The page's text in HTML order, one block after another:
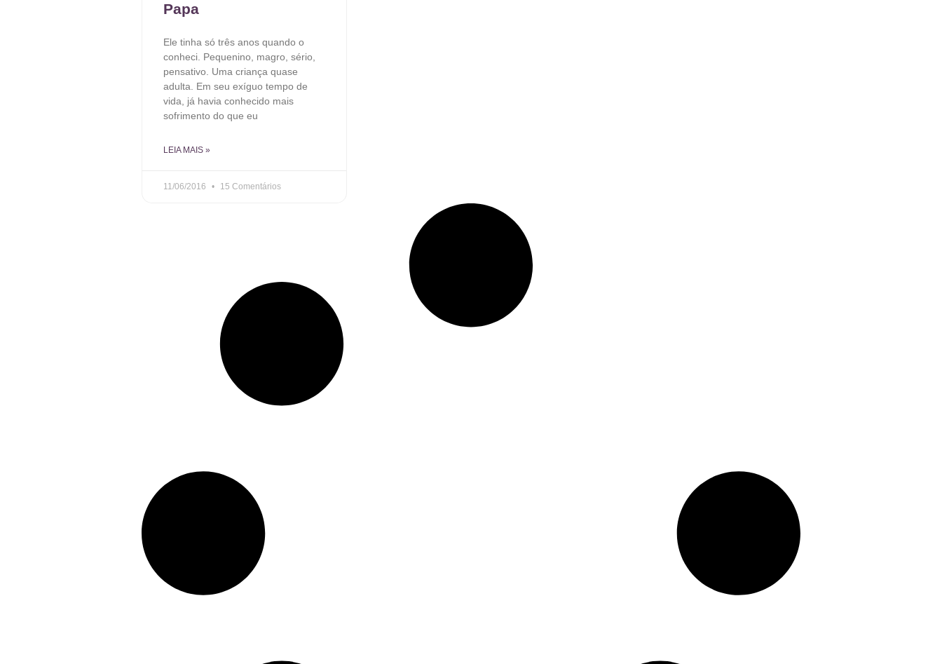
Papa
Ele tinha só três anos quando o
conheci. Pequenino, magro, sério,
pensativo. Uma criança quase
adulta. Em seu exíguo tempo de
vida, já havia conhecido mais
sofrimento do que eu
LEIA MAIS »
11/06/2016 15 Comentários